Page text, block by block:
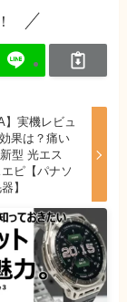
】実機レビュ
果は？痛い
型 光エス
ピ【パナソ
】